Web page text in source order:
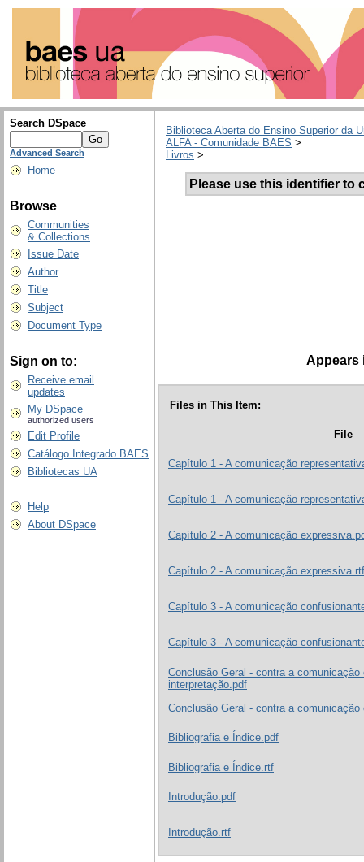
Search DSpace
Advanced Search
Home
Browse
Communities
& Collections
Issue Date
Author
Title
Subject
Document Type
Sign on to:
Receive email
updates
My DSpace
authorized users
Edit Profile
Catálogo Integrado BAES
Bibliotecas UA
Help
About DSpace
Biblioteca Aberta do Ensino Superior da
ALFA - Comunidade BAES >
Livros >
Please use this identifier to
Appears
Files in This Item:
File
Capítulo 1 - A comunicação
Capítulo 1 - A comunicação
Capítulo 2 - A comunicação
Capítulo 2 - A comunicação expressiva.rtf
Capítulo 3 - A comunicação
Capítulo 3 - A comunicação
Conclusão Geral - contra a comunicação
interpretação.pdf
Conclusão Geral - contra a
Bibliografia e Índice.pdf
Bibliografia e Índice.rtf
Introdução.pdf
Introdução.rtf